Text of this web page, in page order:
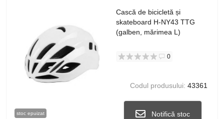
stoc epuizat
Cască de bicicletă și
skateboard H-NY43 TTG
(galben, mărimea L)
0
Codul produsului: 43361
Notifică stoc